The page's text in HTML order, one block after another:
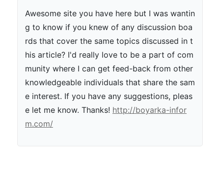
Awesome site you have here but I was wantin
g to know if you knew of any discussion boa
rds that cover the same topics discussed in t
his article? I'd really love to be a part of com
munity where I can get feed-back from other
knowledgeable individuals that share the sam
e interest. If you have any suggestions, pleas
e let me know. Thanks! http://boyarka-infor
m.com/